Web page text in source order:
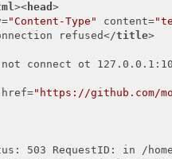
>< head >
="Content-Type" content=
refused</title>
href="https://github.com/
503 RequestID: in /